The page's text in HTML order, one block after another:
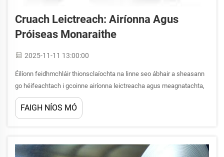
Cruach Leictreach: Airíonna Agus
Próiseas Monaraithe
2025-11-11 13:00:00
Éilíonn feidhmchláir thionsclaíochta na linne seo ábhair a sheasann
go héifeachtach i gcoinne airíonna leictreacha agus meagnatachta,
agus a chaomhnaíonn comhdhéanamh struchtúrtha. Tá éadach
leictreach mar cheann de na hábhair is tábhachtaí i bhfabraicáil
FAIGH NÍOS MÓ